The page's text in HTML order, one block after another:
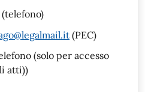
(telefono)
(PEC)
(solo per accesso
atti))